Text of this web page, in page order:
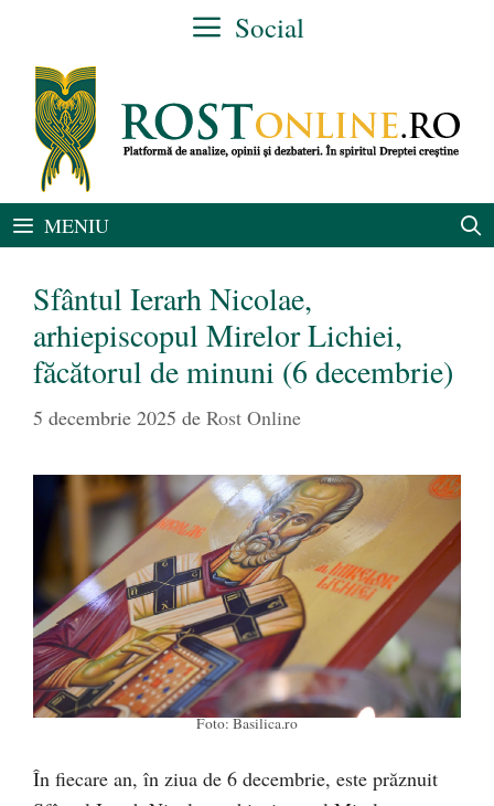
conținut
Social
MENIU
Sfântul Ierarh Nicolae,
arhiepiscopul Mirelor Lichiei,
făcătorul de minuni (6 decembrie)
5 decembrie 2025 de Rost Online
Foto: Basilica.ro
În fiecare an, în ziua de 6 decembrie, este prăznuit